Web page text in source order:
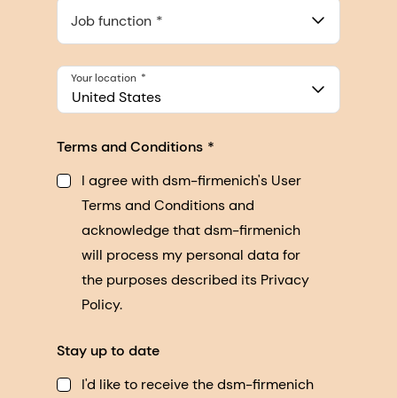
548 Market St Pmb 90375, San Francisco, California, US
Job function
United States
Your location
Terms and Conditions
I agree with dsm-firmenich's User
Terms and Conditions and
acknowledge that dsm-firmenich
will process my personal data for
the purposes described its Privacy
Policy.
Stay up to date
I'd like to receive the dsm-firmenich